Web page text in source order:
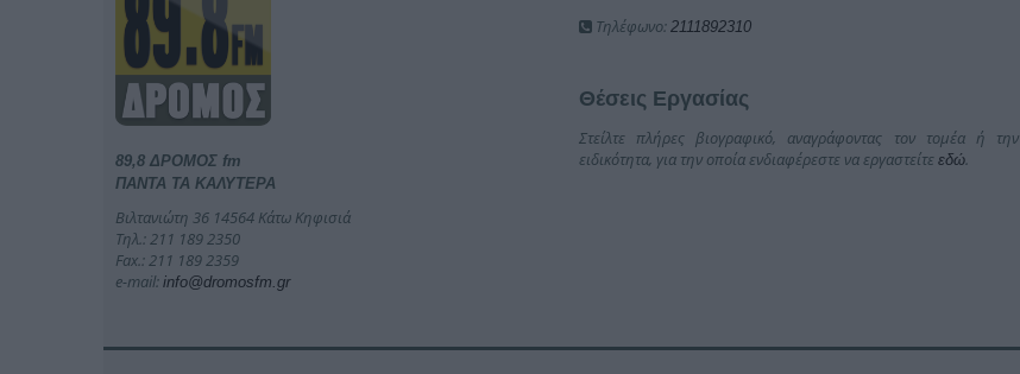
89,8 ΔΡΟΜΟΣ fm
ΠΑΝΤΑ ΤΑ ΚΑΛΥΤΕΡΑ
Βιλτανιώτη 36 14564 Κάτω Κηφισιά
Τηλ.: 211 189 2350
Fax.: 211 189 2359
e-mail: info@dromosfm.gr
Τηλέφωνο: 2111892310
Θέσεις Εργασίας
Στείλτε πλήρες βιογραφικό, αναγράφοντας τον τομέα ή την
ειδικότητα, για την οποία ενδιαφέρεστε να εργαστείτε εδώ